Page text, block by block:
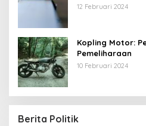
12 Februari 2024
Kopling Motor:
Pemeliharaan
10 Februari 2024
Berita Politik